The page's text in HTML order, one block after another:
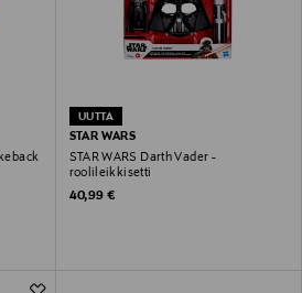
UUTTA
STAR WARS
STAR WARS Darth Vader -
roolileikkisetti
Original Price
40,99 €